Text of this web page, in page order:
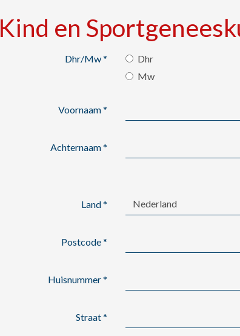
Kind en
Dhr/Mw*
Dhr
Mw
Voornaam*
Achternaam*
Land* Nederland
Postcode*
Huisnummer*
Straat*